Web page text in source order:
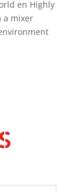
en Highly
a mixer